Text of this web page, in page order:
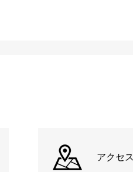
アクセス